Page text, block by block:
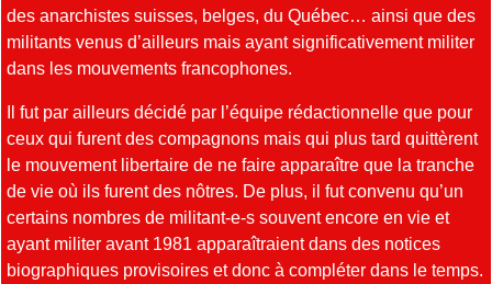
des anarchistes suisses, belges, du Québec… ainsi que des
militants venus d’ailleurs mais ayant significativement militer
dans les mouvements francophones.
Il fut par ailleurs décidé par l’équipe rédactionnelle que pour
ceux qui furent des compagnons mais qui plus tard quittèrent
le mouvement libertaire de ne faire apparaître que la tranche
de vie où ils furent des nôtres. De plus, il fut convenu qu’un
certains nombres de militant-e-s souvent encore en vie et
ayant militer avant 1981 apparaîtraient dans des notices
biographiques provisoires et donc à compléter dans le temps.